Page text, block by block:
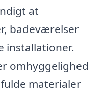
at
badeværelser
installationer.
omhyggelighed
materialer